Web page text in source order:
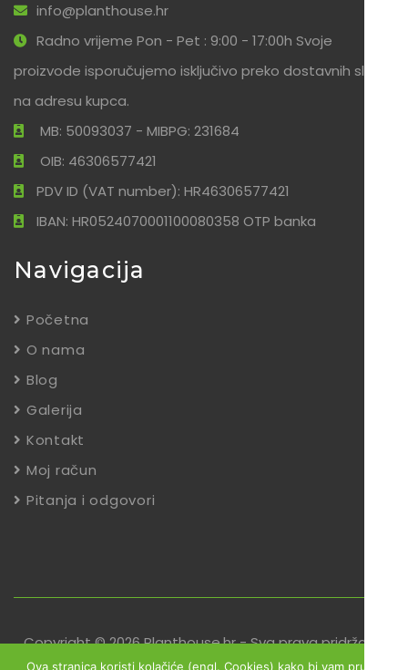
info@planthouse.hr
Radno vrijeme Pon - Pet : 9:00 - 17:00h Svoje
proizvode isporučujemo isključivo preko dostavnih službi
na adresu kupca.
MB: 50093037 - MIBPG: 231684
OIB: 46306577421
PDV ID (VAT number): HR46306577421
IBAN: HR0524070001100080358 OTP banka
Navigacija
Početna
O nama
Blog
Galerija
Kontakt
Moj račun
Pitanja i odgovori
Copyright © 2026 Planthouse.hr - Sva prava pridržana
Ova stranica koristi kolačiće (engl. Cookies) kako bi vam pružili